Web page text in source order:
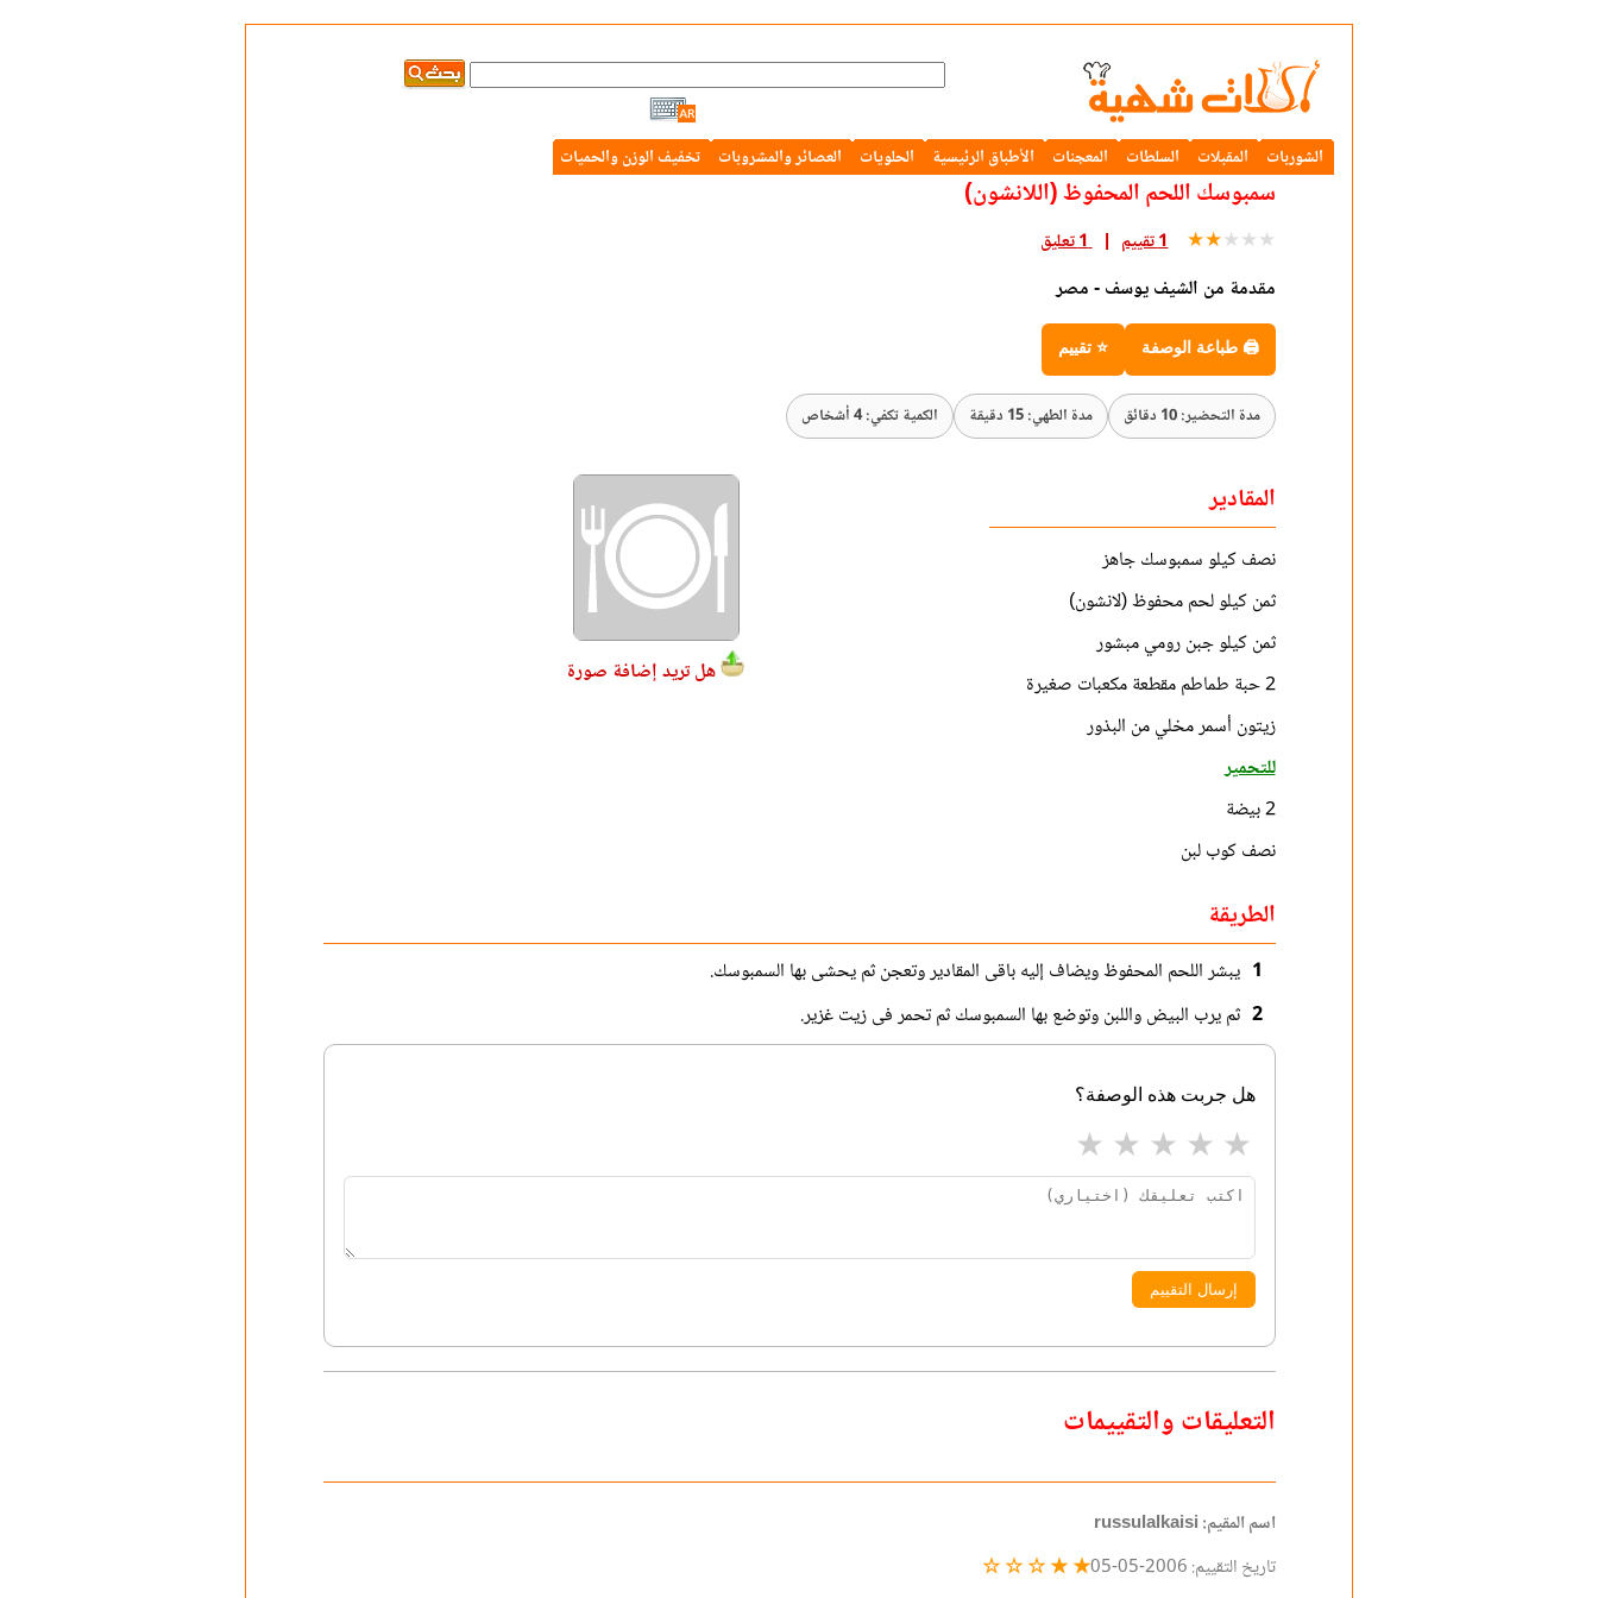
الشوربات المقبلات السلطات المعجنات الأطباق الرئيسية الحلويات العصائر والمشروبات تخفيف الوزن والحميات
سمبوسك اللحم المحفوظ (اللانشون)
★★★ ★ ★ 1 تقييم 1 تعليق
مقدمة من الشيف يوسف - مصر
🖨 طباعة الوصفة ⭐ تقييم
مدة التحضير: 10 دقائق مدة الطهي: 15 دقيقة الكمية تكفي: 4 أشخاص
المقادير
نصف كيلو سمبوسك جاهز
ثمن كيلو لحم محفوظ (لانشون)
ثمن كيلو جبن رومي مبشور
2 حبة طماطم مقطعة مكعبات صغيرة
زيتون أسمر مخلي من البذور
للتحمير
2 بيضة
نصف كوب لبن
هل تريد إضافة صورة
الطريقة
1 يبشر اللحم المحفوظ ويضاف إليه باقى المقادير وتعجن ثم يحشى بها السمبوسك.
2 ثم يرب البيض واللبن وتوضع بها السمبوسك ثم تحمر فى زيت غزير.
هل جربت هذه الوصفة؟
★ ★ ★ ★ ★
إرسال التقييم
التعليقات والتقييمات
اسم المقيم: russulalkaisi
تاريخ التقييم: 2006-05-05
★ ★ ☆ ☆ ☆